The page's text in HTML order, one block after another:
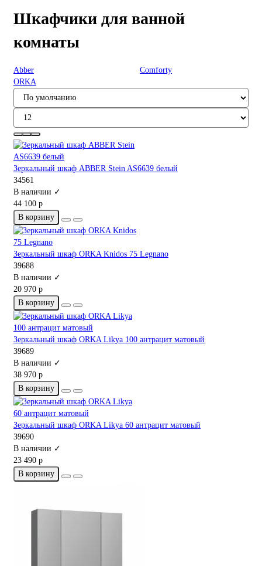
Шкафчики для ванной
комнаты
Abber
Comforty
ORKA
Зеркальный шкаф ABBER Stein AS6639 белый
34561
В наличии ✓
44 100 р
В корзину
Зеркальный шкаф ORKA Knidos 75 Legnano
39688
В наличии ✓
20 970 р
В корзину
Зеркальный шкаф ORKA Likya 100 антрацит матовый
39689
В наличии ✓
38 970 р
В корзину
Зеркальный шкаф ORKA Likya 60 антрацит матовый
39690
В наличии ✓
23 490 р
В корзину